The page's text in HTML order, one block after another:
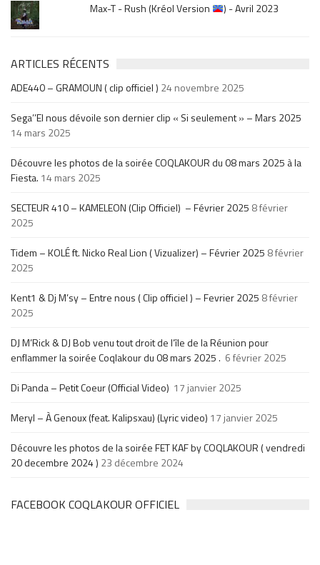
Max-T - Rush (Kréol Version
) - Avril 2023
ARTICLES RÉCENTS
ADE440 – GRAMOUN ( clip officiel ) 24 novembre 2025
Sega’’El nous dévoile son dernier clip « Si seulement » – Mars 2025
14 mars 2025
Découvre les photos de la soirée COQLAKOUR du 08 mars 2025 à la
Fiesta. 14 mars 2025
SECTEUR 410 – KAMELEON (Clip Officiel) – Février 2025 8 février
2025
Tidem – KOLÉ ft. Nicko Real Lion ( Vizualizer) – Février 2025 8 février
2025
Kent1 & Dj M’sy – Entre nous ( Clip officiel ) – Fevrier 2025 8 février
2025
DJ M’Rick & DJ Bob venu tout droit de l’île de la Réunion pour
enflammer la soirée Coqlakour du 08 mars 2025 . 6 février 2025
Di Panda – Petit Coeur (Official Video) 17 janvier 2025
Meryl – À Genoux (feat. Kalipsxau) (Lyric video) 17 janvier 2025
Découvre les photos de la soirée FET KAF by COQLAKOUR ( vendredi
20 decembre 2024 ) 23 décembre 2024
FACEBOOK COQLAKOUR OFFICIEL